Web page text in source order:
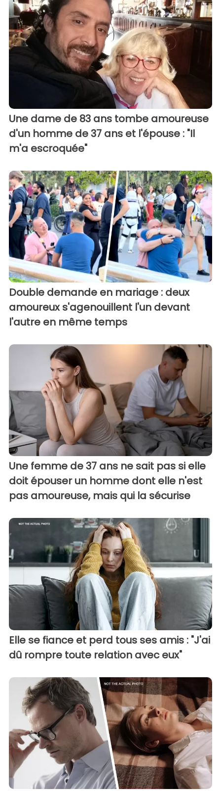
Une dame de 83 ans tombe amoureuse
d'un homme de 37 ans et l'épouse : "Il
m'a escroquée"
Double demande en mariage : deux
amoureux s'agenouillent l'un devant
l'autre en même temps
Une femme de 37 ans ne sait pas si elle
doit épouser un homme dont elle n'est
pas amoureuse, mais qui la sécurise
Elle se fiance et perd tous ses amis : "J'ai
dû rompre toute relation avec eux"